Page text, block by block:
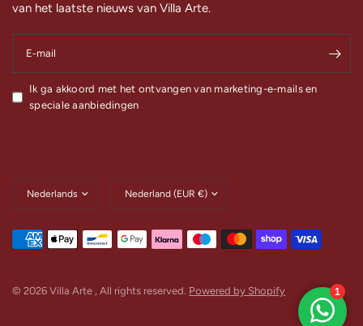
van het laatste nieuws van Villa Arte.
E‑mail
Ik ga akkoord met het ontvangen van marketing-e-mails en
speciale aanbiedingen
© 2026 Villa Arte , All rights reserved. Powered by Shopify